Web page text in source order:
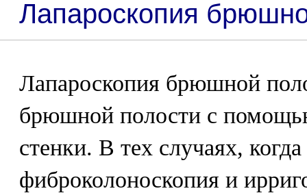
Лапароскопия
Лапароскопия брюшной
брюшной полости с
стенки. В тех случаях,
фиброколоноскопия и